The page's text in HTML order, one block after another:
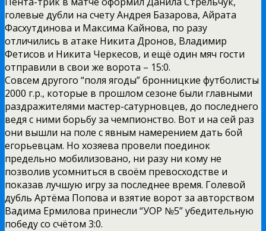
голевые дубли на счету Андрея Базарова, Айрата
Фасхутдинова и Максима Кайнова, по разу
отличились в атаке Никита Дронов, Владимир
Фетисов и Никита Черкесов, и ещё один мяч гости
отправили в свои же ворота – 15:0.
Совсем другого “поля ягоды” бронницкие футболисты
2000 г.р., которые в прошлом сезоне были главными
раздражителями мастер-сатурновцев, до последнего
ведя с ними борьбу за чемпионство. Вот и на сей раз
они вышли на поле с явным намерением дать бой
егорьевцам. Но хозяева провели поединок
предельно мобилизовано, ни разу ни кому не
позволив усомниться в своём превосходстве и
показав лучшую игру за последнее время. Голевой
дубль Артёма Попова и взятие ворот за авторством
Вадима Ермилова принесли “УОР №5” убедительную
победу со счётом 3:0.